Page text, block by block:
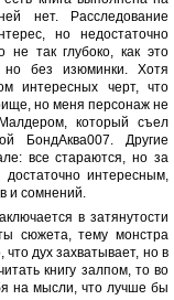
нет. Расследование
но недостаточно
не так глубоко, как это
без изюминки. Хотя
интересных черт, что
но меня персонаж не
который съел
БондАква007. Другие
все стараются, но за
интересным,
и сомнений.
в затянутости
сюжета, тему монстра
дух захватывает, но в
книгу залпом, то во
на мысли, что лучше бы